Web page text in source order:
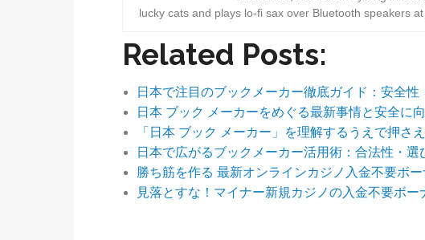
lucky cats and plays lo-fi sax over Bluetooth speakers at
Related Posts:
日本で注目のブックメーカー徹底ガイド：安全
日本 ブック メーカーをめぐる最新事情と安全に
「日本 ブック メーカー」を理解するうえで押さ
日本で広がるブックメーカー活用術：合法性・
勝ち筋を作る 最新オンラインカジノ入金不要ボ
見落とすな！マイナー新規カジノの入金不要ボ